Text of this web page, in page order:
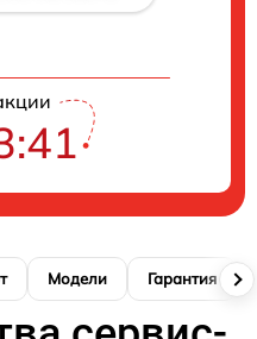
Модели Гарантия